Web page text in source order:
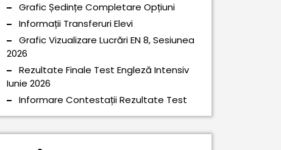
Grafic Ședințe Completare Opțiuni
Informații Transferuri Elevi
Grafic Vizualizare Lucrări EN 8, Sesiunea
2026
Rezultate Finale Test Engleză Intensiv
Iunie 2026
Informare Contestații Rezultate Test